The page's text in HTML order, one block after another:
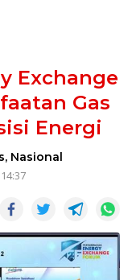
Exchange
Gas
Energi
, Nasional